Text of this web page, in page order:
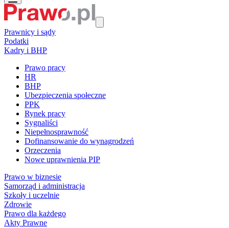
Prawnicy i sądy
Podatki
Kadry i BHP
Prawo pracy
HR
BHP
Ubezpieczenia społeczne
PPK
Rynek pracy
Sygnaliści
Niepełnosprawność
Dofinansowanie do wynagrodzeń
Orzeczenia
Nowe uprawnienia PIP
Prawo w biznesie
Samorząd i administracja
Szkoły i uczelnie
Zdrowie
Prawo dla każdego
Akty Prawne